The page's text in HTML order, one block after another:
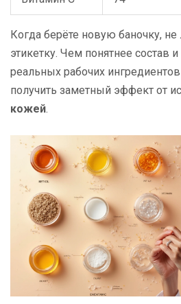
Когда берёте новую баночку, не
этикетку. Чем понятнее состав
реальных рабочих
получить заметный эффект от
кожей.